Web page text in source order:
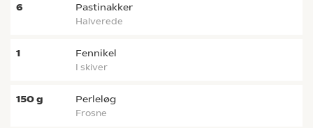
6 pastinakker
halverede
1 fennikel
i skiver
150g perleløg
frosne